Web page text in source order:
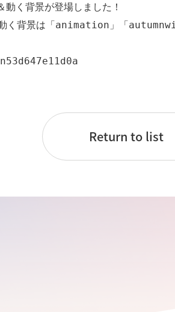
く背景が登場しました！
背景は「animation」「
Return to list